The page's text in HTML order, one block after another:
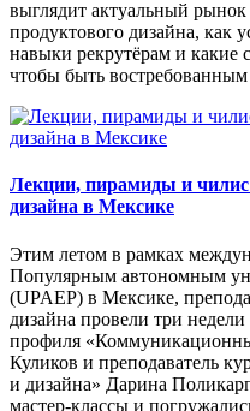
выглядит актуальный
продуктового дизайна, как
навыки рекрутёрам и какие
чтобы быть
Лекции, пирамиды и
дизайна в Мексике
Этим летом в рамках
Популярным автономным
(UPAEP) в Мексике,
дизайна провели три
профиля
Куликов и преподаватель
и дизайна» Дарина
мастер-классы и